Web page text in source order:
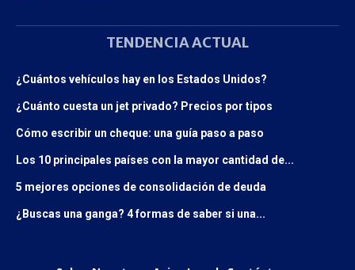
TENDENCIA ACTUAL
¿Cuántos vehículos hay en los Estados Unidos?
¿Cuánto cuesta un jet privado? Precios por tipos
Cómo escribir un cheque: una guía paso a paso
Los 10 principales países con la mayor cantidad de...
5 mejores opciones de consolidación de deuda
¿Buscas una ganga? 4 formas de saber si una...